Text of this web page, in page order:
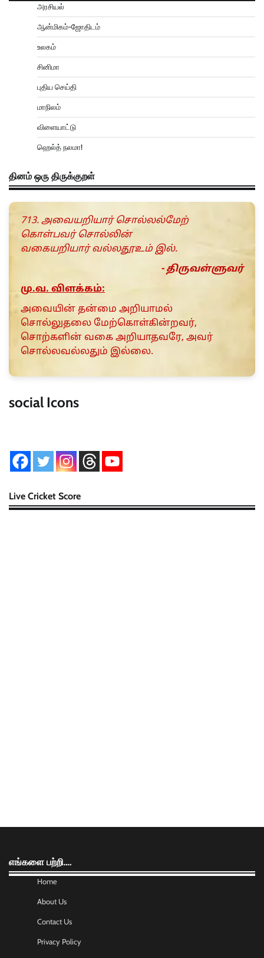
அரசியல்
ஆன்மிகம்-ஜோதிடம்
உலகம்
சினிமா
புதிய செய்தி
மாநிலம்
விளையாட்டு
ஹெல்த் நலமா!
தினம் ஒரு திருக்குறள்
713. அவையறியார் சொல்லல்மேற்
கொள்பவர் சொல்லின்
வகையறியார் வல்லதூஉம் இல்.
- திருவள்ளுவர்
மு.வ. விளக்கம்:
அவையின் தன்மை அறியாமல்
சொல்லுதலை மேற்கொள்கின்றவர்,
சொற்களின் வகை அறியாதவரே, அவர்
சொல்லவல்லதும் இல்லை.
social Icons
Live Cricket Score
எங்களை பற்றி….
Home
About Us
Contact Us
Privacy Policy